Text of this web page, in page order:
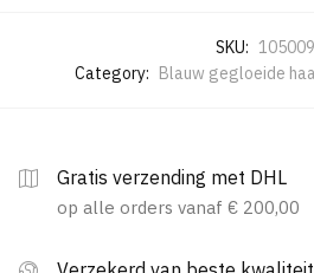
SKU: 105009
Category: Blauw gegloeide
Gratis verzending met DHL
op alle orders vanaf € 200,00